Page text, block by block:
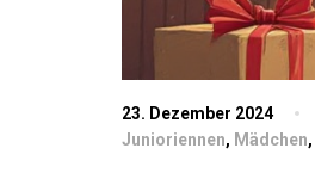
23. Dezember 2024
Junioriennen, Mädchen,